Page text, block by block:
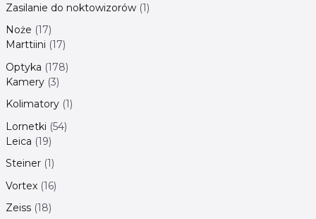
Zasilanie do noktowizorów 1
Noże 17
Marttiini 17
Optyka 178
Kamery 3
Kolimatory 1
Lornetki 54
Leica 19
Steiner 1
Vortex 16
Zeiss 18